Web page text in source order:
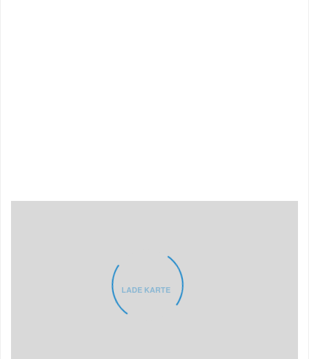
LADE KARTE